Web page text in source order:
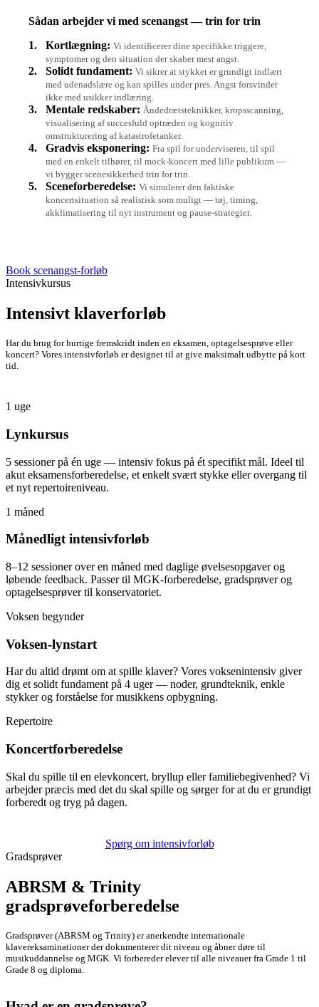
Sådan arbejder vi med scenangst — trin for trin
1.
Kortlægning: Vi identificerer dine specifikke triggere,
symptomer og den situation der skaber mest angst.
2. Solidt fundament: Vi sikrer at stykket er grundigt indlært
med udenadslære og kan spilles under pres. Angst forsvinder
ikke med usikker indlæring.
3. Mentale redskaber: Åndedrætsteknikker, kropsscanning,
visualisering af succesfuld optræden og kognitiv
omstrukturering af katastrofetanker.
4. Gradvis eksponering: Fra spil for underviseren, til spil
med en enkelt tilhører, til mock-koncert med lille publikum —
vi bygger scenesikkerhed trin for trin.
5. Sceneforberedelse: Vi simulerer den faktiske
koncertsituation så realistisk som muligt — tøj, timing,
akklimatisering til nyt instrument og pause-strategier.
Book scenangst-forløb
Intensivkursus
Intensivt klaverforløb
Har du brug for hurtige fremskridt inden en eksamen, optagelsesprøve eller
koncert? Vores intensivforløb er designet til at give maksimalt udbytte på kort
tid.
1 uge
Lynkursus
5 sessioner på én uge — intensiv fokus på ét specifikt mål. Ideel til
akut eksamensforberedelse, et enkelt svært stykke eller overgang til
et nyt repertoireniveau.
1 måned
Månedligt intensivforløb
8–12 sessioner over en måned med daglige øvelsesopgaver og
løbende feedback. Passer til MGK-forberedelse, gradsprøver og
optagelsesprøver til konservatoriet.
Voksen begynder
Voksen-lynstart
Har du altid drømt om at spille klaver? Vores voksenintensiv giver
dig et solidt fundament på 4 uger — noder, grundteknik, enkle
stykker og forståelse for musikkens opbygning.
Repertoire
Koncertforberedelse
Skal du spille til en elevkoncert, bryllup eller familiebegivenhed? Vi
arbejder præcis med det du skal spille og sørger for at du er grundigt
forberedt og tryg på dagen.
Spørg om intensivforløb
Gradsprøver
ABRSM & Trinity
gradsprøveforberedelse
Gradsprøver (ABRSM og Trinity) er anerkendte internationale
klavereksaminationer der dokumenterer dit niveau og åbner døre til
musikuddannelse og MGK. Vi forbereder elever til alle niveauer fra Grade 1 til
Grade 8 og diploma.